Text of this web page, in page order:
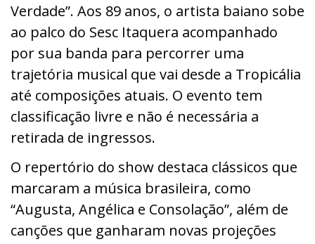
Verdade”. Aos 89 anos, o artista baiano sobe
ao palco do Sesc Itaquera acompanhado
por sua banda para percorrer uma
trajetória musical que vai desde a Tropicália
até composições atuais. O evento tem
classificação livre e não é necessária a
retirada de ingressos.
O repertório do show destaca clássicos que
marcaram a música brasileira, como
“Augusta, Angélica e Consolação”, além de
canções que ganharam novas projeções